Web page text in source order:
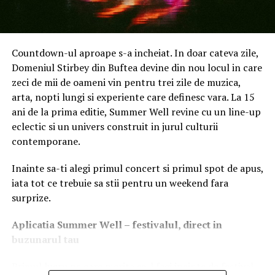
a datelor despre sănătate chiar și în lumina puternică a
soarelui. Alimentat de o baterie Xiaomi Surge de 815
condiții de utilizare ușoară,³ ceasul susține
monitorizarea continuă a sănătății și urmărirea
antrenamentului sportiv cu o frecvență de încărcare
redusă.⁴
Pentru a oferi informații și mai cuprinzătoare despre
starea de bine zilnică, Xiaomi Watch S5 46mm dispune
model prezintă Passion Mode, care detectează gesturile
de încurajare și le transformă în date măsurabile,
inclusiv ritmul cardiac, caloriile arse și numărul de
integrează, de asemenea, un senzor de ritm cardiac
Countdown-ul aproape s-a incheiat. In doar cateva zile,
Domeniul Stirbey din Buftea devine din nou locul in care
zeci de mii de oameni vin pentru trei zile de muzica,
arta, nopti lungi si experiente care definesc vara. La 15
ani de la prima editie, Summer Well revine cu un line-up
eclectic si un univers construit in jurul culturii
contemporane.
Inainte sa-ti alegi primul concert si primul spot de apus,
iata tot ce trebuie sa stii pentru un weekend fara
surprize.
Aplicatia Summer Well– festivalul, direct in
buzunarul tau